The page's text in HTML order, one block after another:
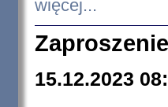
więcej...
15.12.2023